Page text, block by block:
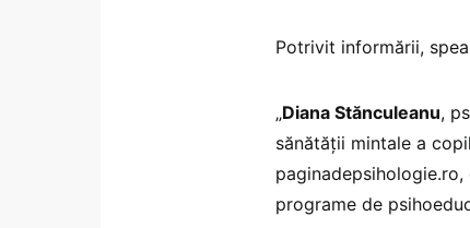
Potrivit informării,
„Diana Stănculeanu,
sănătății mintale a
programe de